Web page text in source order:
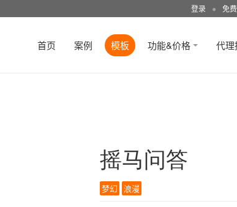
登录 ● 免
首页 案例 模板 功能&价格 代理
摇马问答
梦幻 浪漫